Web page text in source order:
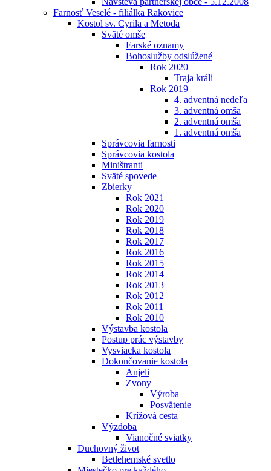
Farnosť Veselé - filiálka Rakovice
Kostol sv. Cyrila a Metoda
Sväté omše
Farské oznamy
Bohoslužby odslúžené
Rok 2020
Traja králi
Rok 2019
4. adventná nedeľa
3. adventná omša
2. adventná omša
1. adventná omša
Správcovia farnosti
Správcovia kostola
Miništranti
Sväté spovede
Zbierky
Rok 2021
Rok 2020
Rok 2019
Rok 2018
Rok 2017
Rok 2016
Rok 2015
Rok 2014
Rok 2013
Rok 2012
Rok 2011
Rok 2010
Výstavba kostola
Postup prác výstavby
Vysviacka kostola
Dokončovanie kostola
Anjeli
Zvony
Výroba
Posvätenie
Krížová cesta
Výzdoba
Vianočné sviatky
Duchovný život
Betlehemské svetlo